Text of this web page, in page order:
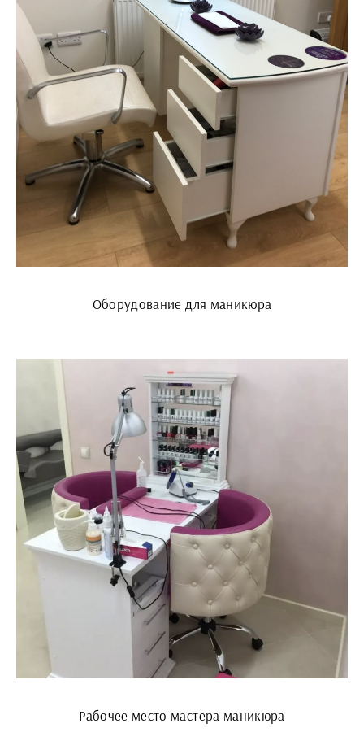
Оборудование для маникюра
Рабочее место мастера маникюра